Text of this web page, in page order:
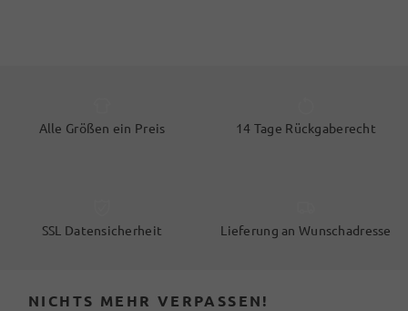
Alle Größen ein Preis 14 Tage Rückgaberecht
SSL Datensicherheit Lieferung an Wunschadresse
NICHTS MEHR VERPASSEN!